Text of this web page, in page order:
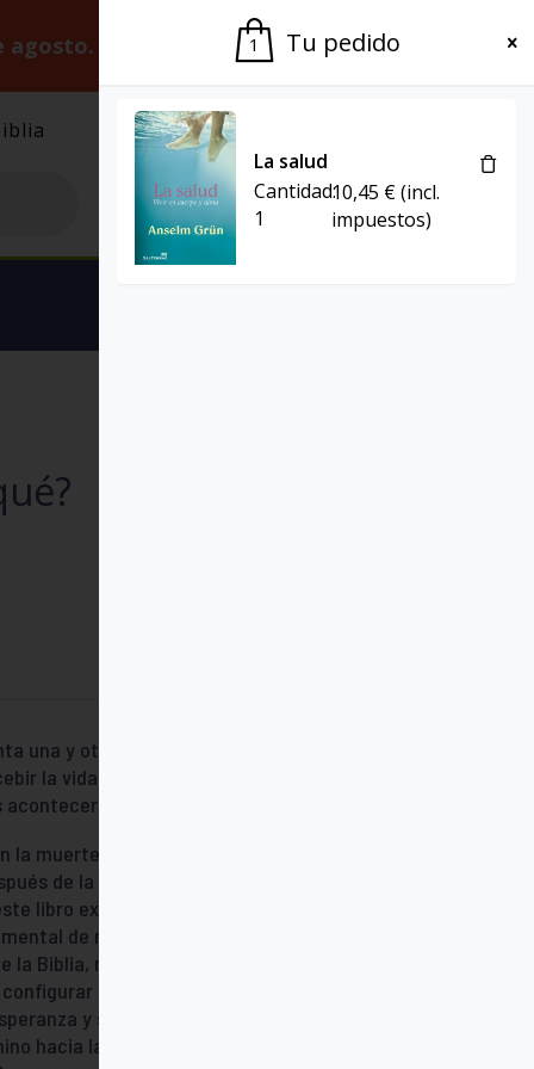
agosto. Gracias por la paciencia.
El Grupo
una y otra vez qué debemos esperar
la vida eterna. Percibo el deseo que
en la muerte».
muerte, y a menudo nos hacemos
de la muerte?; ¿existe de verdad el
libro explicarnos el arte de vivir y de
de nuestra vida: «Y después de la
Biblia, nos brinda una idea de lo que
nuestra vida de forma más
y serenidad. El autor nos muestra
hacia la gloria de Dios. Para ellos y
1 Tu pedido
La salud
Cantidad:
1
10,45 €(incl.
impuestos)